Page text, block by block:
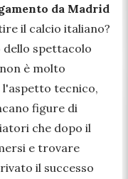
da Madrid
il calcio italiano?
spettacolo
è molto
tecnico,
figure di
che dopo il
e trovare
il successo